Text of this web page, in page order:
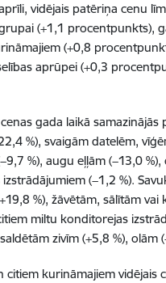
vidējais patēriņa cenu
(+1,1 procentpunkts),
(+0,8
aprūpei (+0,3
gada laikā samazinājās
%), svaigām datelēm,
%), augu eļļām (−13,0
(−1,2 %).
%), žāvētām, sālītām vai
miltu konditorejas
zivīm (+5,8 %), olām
kurināmajiem vidējais